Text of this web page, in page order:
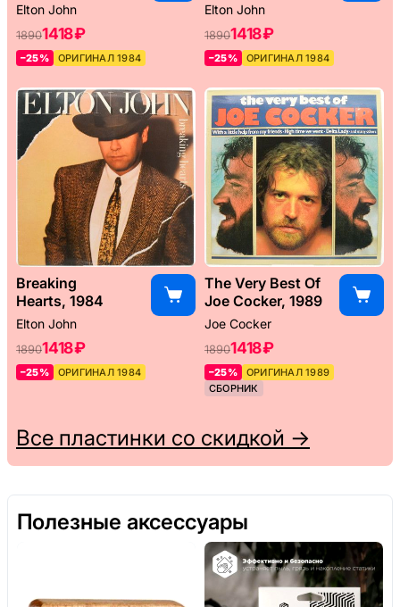
Elton John
18901418 ₽
–25% ОРИГИНАЛ 1984
Elton John
18901418 ₽
–25% ОРИГИНАЛ 1984
Breaking
Hearts, 1984
Elton John
18901418 ₽
–25% ОРИГИНАЛ 1984
The Very Best Of
Joe Cocker, 1989
Joe Cocker
18901418 ₽
–25%
ОРИГИНАЛ 1989
СБОРНИК
Все пластинки со скидкой →
Полезные аксессуары